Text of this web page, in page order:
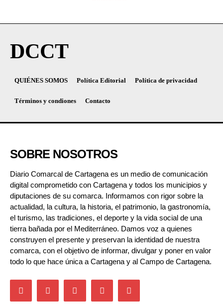
DCCT
QUIÉNES SOMOS Política Editorial Política de privacidad
Términos y condiones Contacto
SOBRE NOSOTROS
Diario Comarcal de Cartagena es un medio de comunicación
digital comprometido con Cartagena y todos los municipios y
diputaciones de su comarca. Informamos con rigor sobre la
actualidad, la cultura, la historia, el patrimonio, la gastronomía,
el turismo, las tradiciones, el deporte y la vida social de una
tierra bañada por el Mediterráneo. Damos voz a quienes
construyen el presente y preservan la identidad de nuestra
comarca, con el objetivo de informar, divulgar y poner en valor
todo lo que hace única a Cartagena y al Campo de Cartagena.